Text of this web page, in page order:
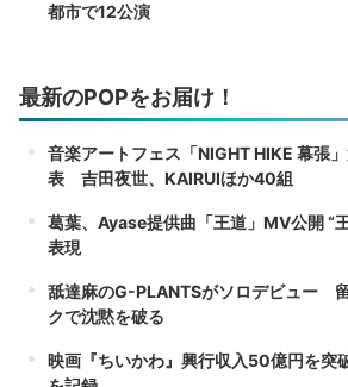
都市で12公演
最新のPOPをお届け！
音楽アートフェス「NIGHT HIKE 幕張
表 吉田夜世、KAIRUIほか40組
葛葉、Ayase提供曲「王道」MV公開 “
表現
舐達麻のG-PLANTSがソロデビュー
クで沈黙を破る
映画『ちいかわ』興行収入50億円を